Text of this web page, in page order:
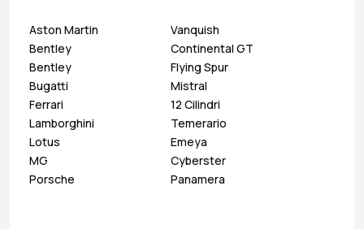
Aston Martin
Vanquish
Bentley
Continental GT
Bentley
Flying Spur
Bugatti
Mistral
Ferrari
12 Cilindri
Lamborghini
Temerario
Lotus
Emeya
MG
Cyberster
Porsche
Panamera